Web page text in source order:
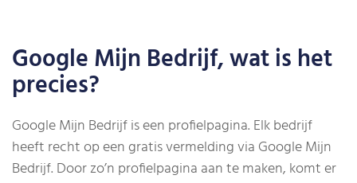
Google Mijn Bedrijf, wat is het
precies?
Google Mijn Bedrijf is een profielpagina. Elk bedrijf
heeft recht op een gratis vermelding via Google Mijn
Bedrijf. Door zo’n profielpagina aan te maken, komt er